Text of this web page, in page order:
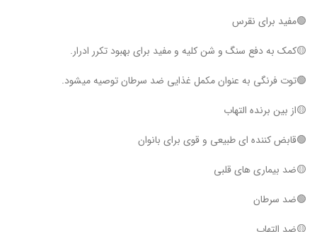
🟢مفید برای نقرس
🟡کمک به دفع سنگ و شن کلیه و مفید برای بهبود تکرر ادرار.
🟢توت فرنگی به عنوان مکمل غذایی ضد سرطان توصیه میشود.
🟡از بین برنده التهاب
🟢قابض کننده ای طبیعی و قوی برای بانوان
🟡ضد بیماری های قلبی
🟢ضد سرطان